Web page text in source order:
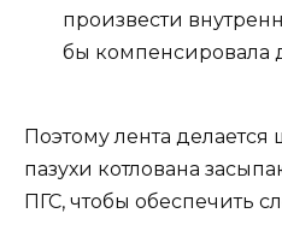
произвести
бы компенсировала
Поэтому лента делается
пазухи котлована
ПГС, чтобы обеспечить